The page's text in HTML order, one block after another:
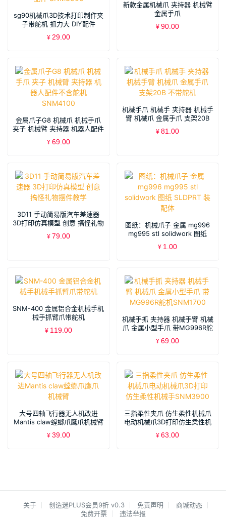
sg90机械爪3D技术打印制作夹
子带舵机 抓力大 DIY配件
SNM3500
¥ 29.00
新款金属机械爪 夹持器 机械臂
金属手爪
¥ 90.00
金属爪子G8 机械爪 机械手爪
夹子 机械臂 夹持器 机器人配件
不含舵机SNM4100
¥ 69.00
机械手爪 机械手 夹持器 机械手
臂 机械爪 金属手爪 支架20B
不带舵机
¥ 81.00
3D11 手动简易版汽车差速器
3D打印仿真模型 创意 搞怪礼物
摆件教学
¥ 79.00
图纸：机械爪子 金属 mg996
mg995 stl solidwork 图纸
SLDPRT 装配体
¥ 1.00
SNM-400 金属铝合金机械手机
械手抓臂爪带舵机
¥ 119.00
机械手抓 夹持器 机械手臂 机械
爪 金属小型手爪 带MG996R舵
机SNM1700
¥ 69.00
大号四轴飞行器无人机改进
Mantis claw螳螂爪鹰爪机械臂
¥ 39.00
三指柔性夹爪 仿生柔性机械爪
电动机械爪3D打印仿生柔性机
械手SNM3900
¥ 63.00
关于 创造迷PLUS会员9折 v0.3 免责声明
商城动态
免费开票
违法举报